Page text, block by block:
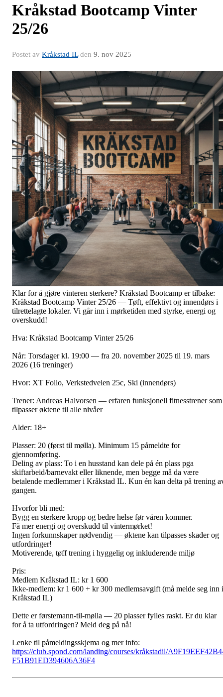
Kråkstad Bootcamp Vinter
25/26
Postet av Kråkstad ILden 9. nov 2025
Klar for å gjøre vinteren sterkere? Kråkstad Bootcamp er tilbake:
Kråkstad Bootcamp Vinter 25/26 — Tøft, effektivt og innendørs i
tilrettelagte lokaler. Vi går inn i mørketiden med styrke, energi og
overskudd!
Hva: Kråkstad Bootcamp Vinter 25/26
Når: Torsdager kl. 19:00 — fra 20. november 2025 til 19. mars
2026 (16 treninger)
Hvor: XT Follo, Verkstedveien 25c, Ski (innendørs)
Trener: Andreas Halvorsen — erfaren funksjonell fitnesstrener som
tilpasser øktene til alle nivåer
Alder: 18+
Plasser: 20 (først til mølla). Minimum 15 påmeldte for
gjennomføring.
Deling av plass: To i en husstand kan dele på én plass pga
skiftarbeid/barnevakt eller liknende, men begge må da være
betalende medlemmer i Kråkstad IL. Kun én kan delta på trening
gangen.
Hvorfor bli med:
Bygg en sterkere kropp og bedre helse før våren kommer.
Få mer energi og overskudd til vintermørket!
Ingen forkunnskaper nødvendig — øktene kan tilpasses skader og
utfordringer!
Motiverende, tøff trening i hyggelig og inkluderende miljø
Pris:
Medlem Kråkstad IL: kr 1 600
Ikke-medlem: kr 1 600 + kr 300 medlemsavgift (må melde seg inn i
Kråkstad IL)
Dette er førstemann-til-mølla — 20 plasser fylles raskt. Er du klar
for å ta utfordringen? Meld deg på nå!
Lenke til påmeldingsskjema og mer info:
https://club.spond.com/landing/courses/kråkstadil/
F51B91ED394606A36F4